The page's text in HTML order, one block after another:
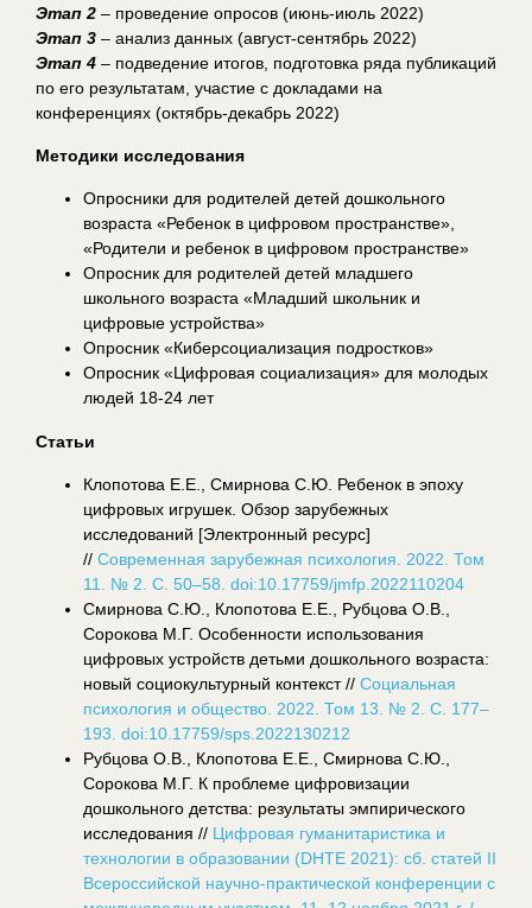
Этап 2 – проведение опросов (июнь-июль 2022)
Этап 3 – анализ данных (август-сентябрь 2022)
Этап 4 – подведение итогов, подготовка ряда публикаций
по его результатам, участие с докладами на
конференциях (октябрь-декабрь 2022)
Методики исследования
Опросники для родителей детей дошкольного
возраста «Ребенок в цифровом пространстве»,
«Родители и ребенок в цифровом пространстве»
Опросник для родителей детей младшего
школьного возраста «Младший школьник и
цифровые устройства»
Опросник «Киберсоциализация подростков»
Опросник «Цифровая социализация» для молодых
людей 18-24 лет
Статьи
Клопотова Е.Е., Смирнова С.Ю. Ребенок в эпоху
цифровых игрушек. Обзор зарубежных
исследований [Электронный ресурс]
// Современная зарубежная психология. 2022. Том
11. № 2. С. 50–58. doi:10.17759/jmfp.2022110204
Смирнова С.Ю., Клопотова Е.Е., Рубцова О.В.,
Сорокова М.Г. Особенности использования
цифровых устройств детьми дошкольного возраста:
новый социокультурный контекст // Социальная
психология и общество. 2022. Том 13. № 2. С. 177–
193. doi:10.17759/sps.2022130212
Рубцова О.В., Клопотова Е.Е., Смирнова С.Ю.,
Сорокова М.Г. К про­блеме цифровизации
дошкольного детства: результаты эмпирического
исследования // Цифровая гуманитаристика и
технологии в образова­нии (DHTE 2021): сб. статей II
Всероссийской научно-практической кон­ференции с